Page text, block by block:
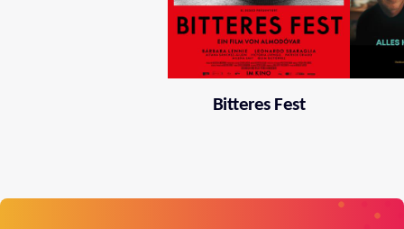
Bitteres Fest